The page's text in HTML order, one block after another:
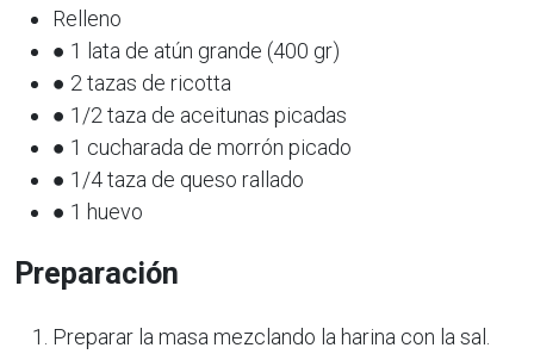
Relleno
● 1 lata de atún grande (400 gr)
● 2 tazas de ricotta
● 1/2 taza de aceitunas picadas
● 1 cucharada de morrón picado
● 1/4 taza de queso rallado
● 1 huevo
Preparación
Preparar la masa mezclando la harina con la sal.